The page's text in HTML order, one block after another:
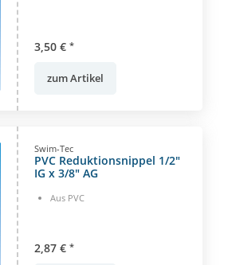
3,50 € *
zum Artikel
Swim-Tec
PVC Reduktionsnippel 1/2"
IG x 3/8" AG
Aus PVC
2,87 € *